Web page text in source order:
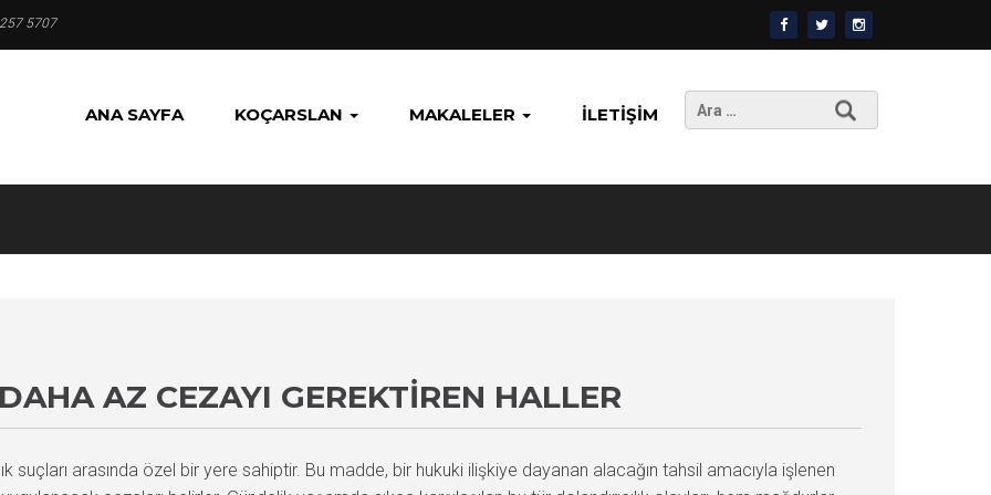
5707
ANA SAYFA KOÇARSLAN MAKALELER İLETIŞIM
Arama:
AZ CEZAYI GEREKTIREN HALLER
suçları arasında özel bir yere sahiptir. Bu madde, bir hukuki ilişkiye dayanan alacağın tahsil amacıyla işlenen